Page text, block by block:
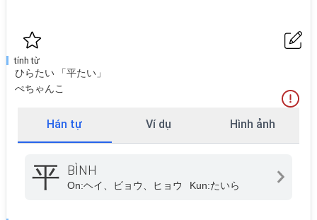
tính từ
ひらたい 「平たい」
ぺちゃんこ
Hán tự Ví dụ Hình ảnh
平 BÌNH
On:ヘイ、ビョウ、ヒョウ Kun:たいら